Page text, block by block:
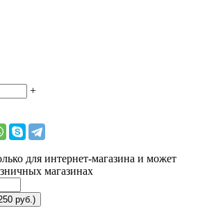
+
для интернет-магазина и может
магазинах
руб.)